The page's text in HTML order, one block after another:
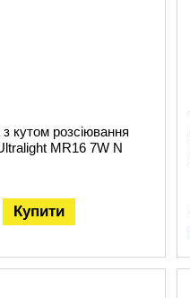
кутом розсіювання
MR16 7W N
Купити